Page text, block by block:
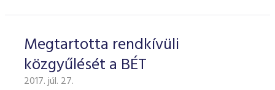
Megtartotta rendkívüli
közgyűlését a BÉT
2017. júl. 27.